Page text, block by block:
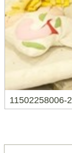
11502258006-2